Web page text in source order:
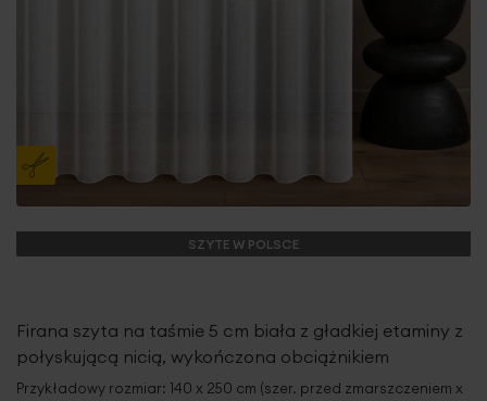
SZYTE W POLSCE
Firana szyta na taśmie 5 cm biała z gładkiej etaminy z
połyskującą nicią, wykończona obciążnikiem
Przykładowy rozmiar: 140 x 250 cm (szer. przed zmarszczeniem x